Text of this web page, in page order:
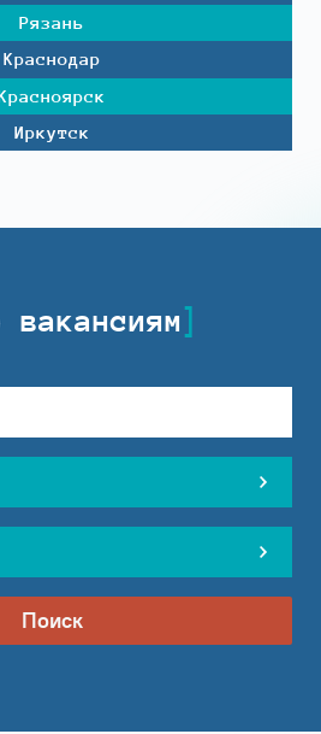
Рязань
Краснодар
Иркутск
Поиск